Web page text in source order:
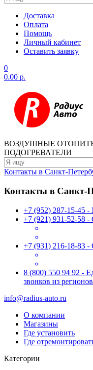
Доставка
Оплата
Помощь
Личный кабинет
Оставить заявку
0
0.00 р.
ВОЗДУШНЫЕ
ПОДОГРЕВАТЕЛИ
Контакты в Санкт-
Контакты в Санкт-
+7 (952) 287-15-45
+7 (921) 931-52-58 -
+7 (931) 216-18-83
8 (800) 550 94 92 -
звонков из
info@radius-auto.ru
О компании
Магазины
Где установить
Где
Категории